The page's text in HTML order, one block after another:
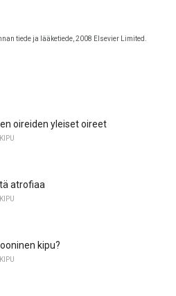
tiede ja lääketiede, 2008 Elsevier Limited.
oireiden yleiset oireet
atrofiaa
kipu?